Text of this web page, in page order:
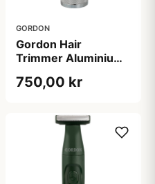
GORDON
Gordon Hair
Trimmer Aluminium
750,00 kr